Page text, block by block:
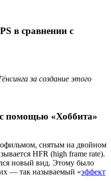
в сравнении с
за создание этого
помощью «Хоббита»
снятым на двойном
HFR (high frame rate).
новый вид. Этому было
— так называемый «эффект